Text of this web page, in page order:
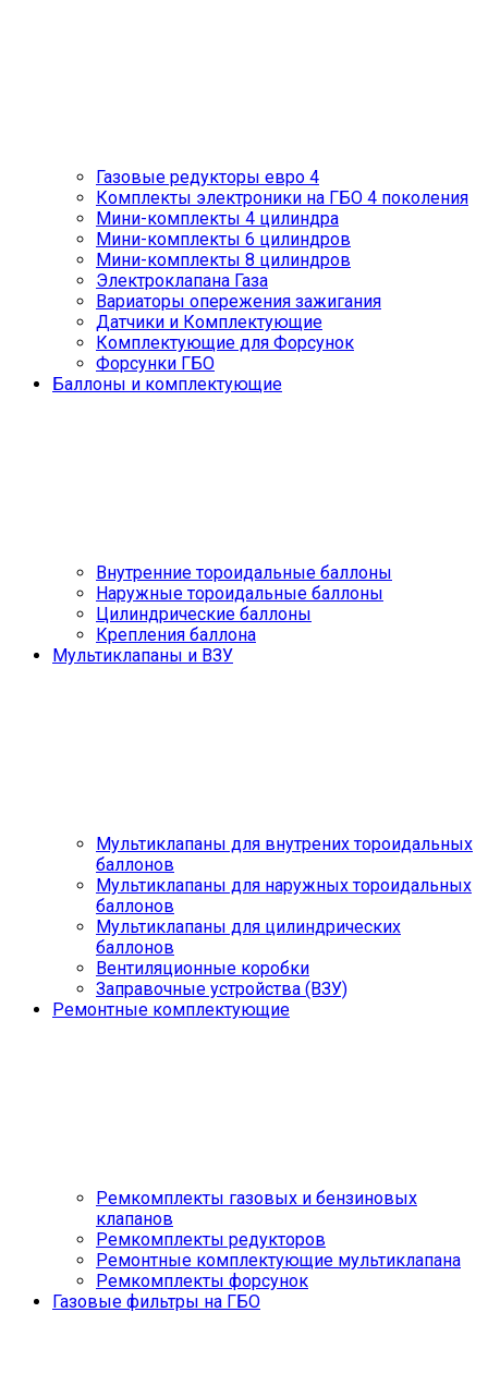
Газовые редукторы евро 4
Комплекты электроники на ГБО 4 поколения
Мини-комплекты 4 цилиндра
Мини-комплекты 6 цилиндров
Мини-комплекты 8 цилиндров
Электроклапана Газа
Вариаторы опережения зажигания
Датчики и Комплектующие
Комплектующие для Форсунок
Форсунки ГБО
Баллоны и комплектующие
Внутренние тороидальные баллоны
Наружные тороидальные баллоны
Цилиндрические баллоны
Крепления баллона
Мультиклапаны и ВЗУ
Мультиклапаны для внутрених тороидальных
баллонов
Мультиклапаны для наружных тороидальных
баллонов
Мультиклапаны для цилиндрических
баллонов
Вентиляционные коробки
Заправочные устройства (ВЗУ)
Ремонтные комплектующие
Ремкомплекты газовых и бензиновых
клапанов
Ремкомплекты редукторов
Ремонтные комплектующие мультиклапана
Ремкомплекты форсунок
Газовые фильтры на ГБО